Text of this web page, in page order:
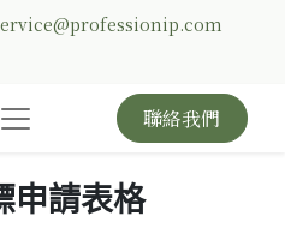
聯絡我們
申請表格